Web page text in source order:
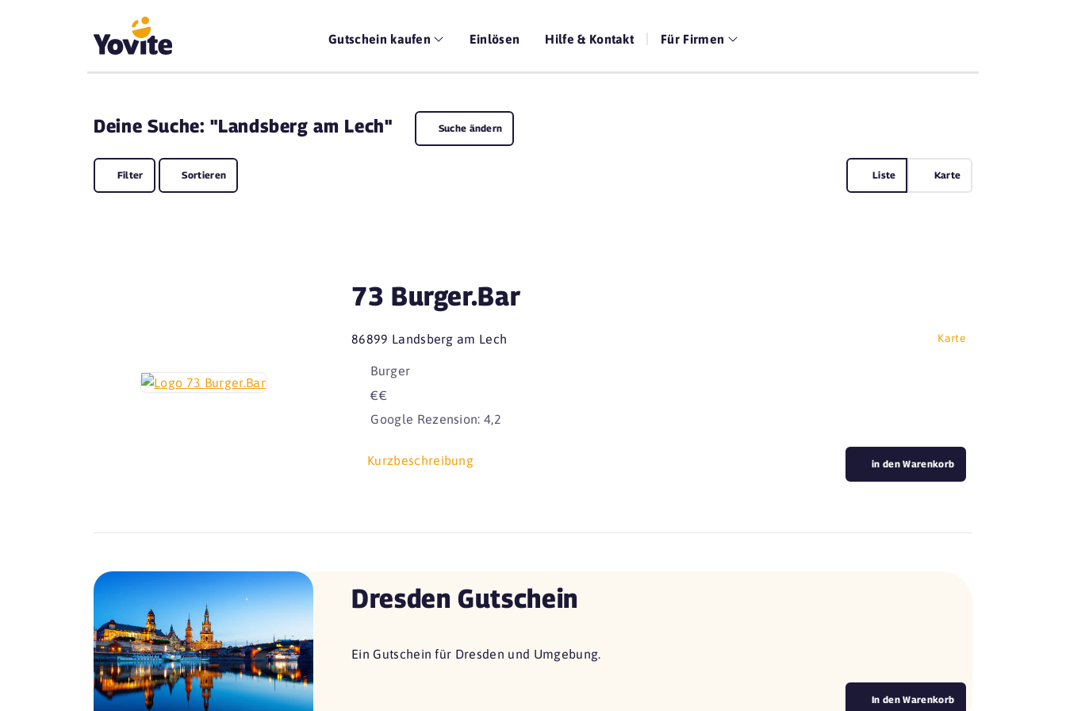
Gutschein kaufen Einlösen Hilfe & Kontakt Für Firmen
Deine Suche: "Landsberg am Lech" Suche ändern
Filter Sortieren Liste Karte
73 Burger.Bar
86899 Landsberg am Lech Karte
Burger
€€
Google Rezension: 4,2
Kurzbeschreibung in den Warenkorb
Dresden Gutschein
Ein Gutschein für Dresden und Umgebung.
In den Warenkorb